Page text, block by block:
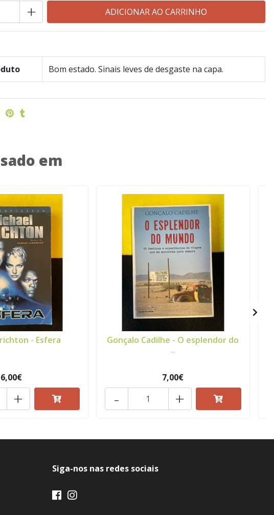
+
Bom estado. Sinais leves de desgaste na capa.
em
- Esfera
6,00€
+
Gonçalo Cadilhe - O esplendor do
..
7,00€
+
-
Siga-nos nas redes sociais